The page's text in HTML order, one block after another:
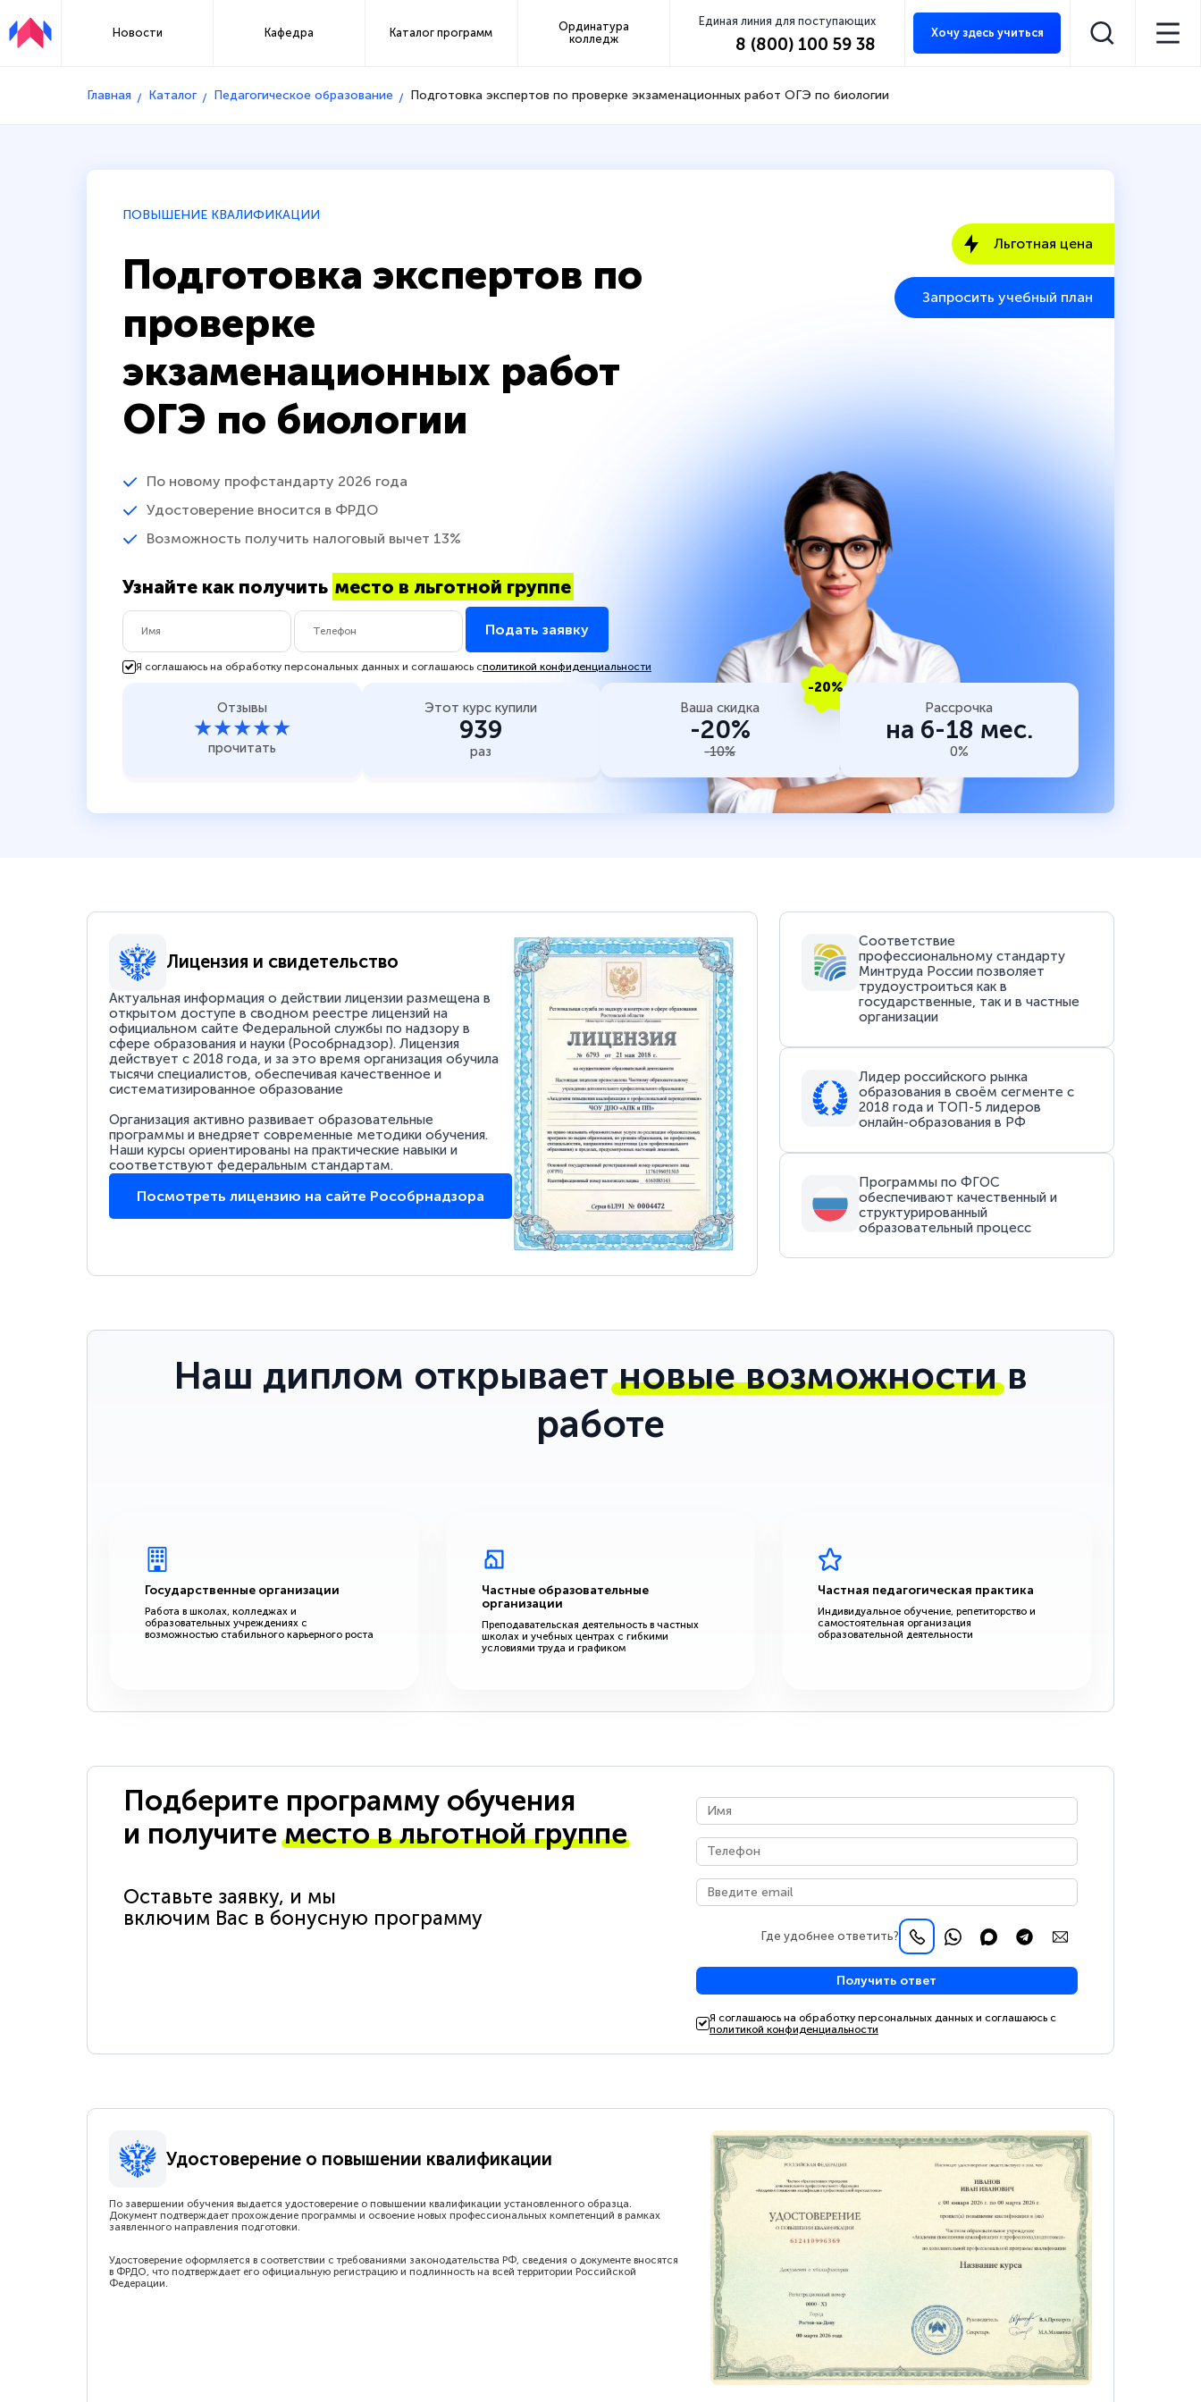
Новости Кафедра Каталог программ
Ординатура
колледж
Единая линия для поступающих
8 (800) 100 59 38
Хочу здесь учиться
Главная Каталог Педагогическое образование Подготовка экспертов по проверке экзаменационных работ ОГЭ по биологии
ПОВЫШЕНИЕ КВАЛИФИКАЦИИ
Подготовка экспертов по
проверке
экзаменационных работ
ОГЭ по биологии
По новому профстандарту 2026 года
Удостоверение вносится в ФРДО
Возможность получить налоговый вычет 13%
Узнайте как получить место в льготной группе
Подать заявку
Я соглашаюсь на обработку персональных данных и соглашаюсь сполитикой конфиденциальности
Льготная цена
Запросить учебный план
Отзывы
★★★★★
прочитать
Этот курс купили
939
раз
-20%
Ваша скидка
-20%
-10%
Рассрочка
на 6-18 мес.
0%
Лицензия и свидетельство
Актуальная информация о действии лицензии размещена в
открытом доступе в сводном реестре лицензий на
официальном сайте Федеральной службы по надзору в
сфере образования и науки (Рособрнадзор). Лицензия
действует с 2018 года, и за это время организация обучила
тысячи специалистов, обеспечивая качественное и
систематизированное образование
Организация активно развивает образовательные
программы и внедряет современные методики обучения.
Наши курсы ориентированы на практические навыки и
соответствуют федеральным стандартам.
Посмотреть лицензию на сайте Рособрнадзора
Соответствие
профессиональному стандарту
Минтруда России позволяет
трудоустроиться как в
государственные, так и в частные
организации
Лидер российского рынка
образования в своём сегменте с
2018 года и ТОП-5 лидеров
онлайн-образования в РФ
Программы по ФГОС
обеспечивают качественный и
структурированный
образовательный процесс
Наш диплом открываетновые возможностив
работе
Государственные организации
Работа в школах, колледжах и
образовательных учреждениях с
возможностью стабильного карьерного роста
Частные образовательные
организации
Преподавательская деятельность в частных
школах и учебных центрах с гибкими
условиями труда и графиком
Частная педагогическая практика
Индивидуальное обучение, репетиторство и
самостоятельная организация
образовательной деятельности
Подберите программу обучения
и получитеместо в льготной группе
Оставьте заявку, и мы
включим Вас в бонусную программу
Где удобнее ответить?
Получить ответ
Я соглашаюсь на обработку персональных данных и соглашаюсь с
политикой конфиденциальности
Удостоверение о повышении квалификации
По завершении обучения выдается удостоверение о повышении квалификации установленного образца.
Документ подтверждает прохождение программы и освоение новых профессиональных компетенций в рамках
заявленного направления подготовки.
Удостоверение оформляется в соответствии с требованиями законодательства РФ, сведения о документе вносятся
в ФРДО, что подтверждает его официальную регистрацию и подлинность на всей территории Российской
Федерации.